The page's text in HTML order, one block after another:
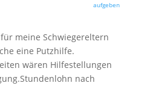
aufgeben
meine Schwiegereltern
eine Putzhilfe.
wären Hilfestellungen
nach